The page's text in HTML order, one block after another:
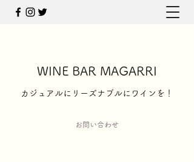
WINE BAR MAGARRI
​カジュアルにリーズナブルにワインを！
お問い合わせ